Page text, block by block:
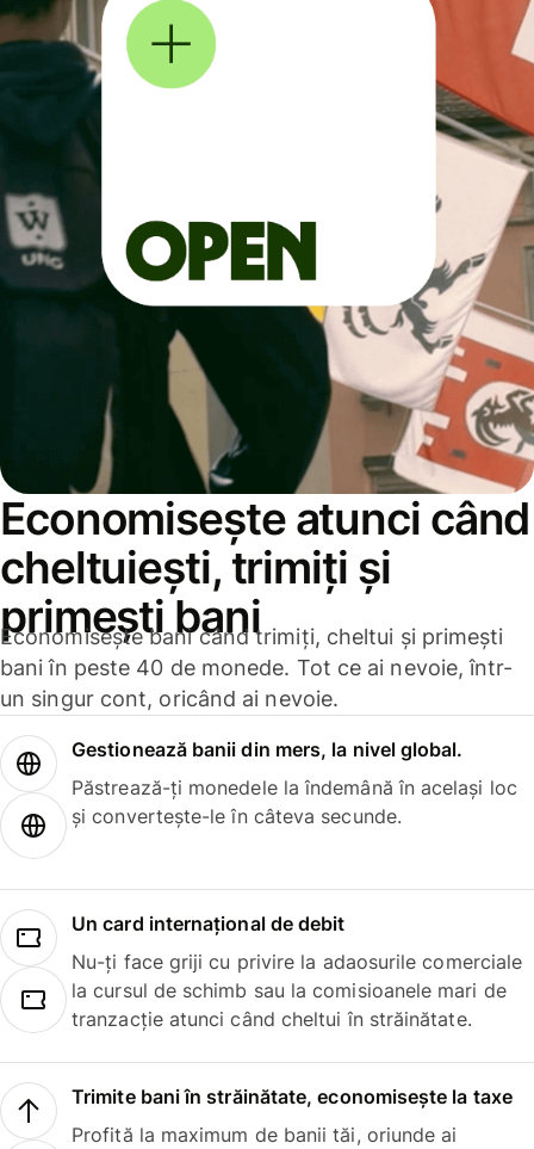
Economisește atunci când
cheltuiești, trimiți și
primești bani
Economisește bani când trimiți, cheltui și primești
bani în peste 40 de monede. Tot ce ai nevoie, într-
un singur cont, oricând ai nevoie.
Gestionează banii din mers, la nivel global.
Păstrează-ți monedele la îndemână în același loc
și convertește-le în câteva secunde.
Un card internațional de debit
Nu-ți face griji cu privire la adaosurile comerciale
la cursul de schimb sau la comisioanele mari de
tranzacție atunci când cheltui în străinătate.
Trimite bani în străinătate, economisește la taxe
Profită la maximum de banii tăi, oriunde ai